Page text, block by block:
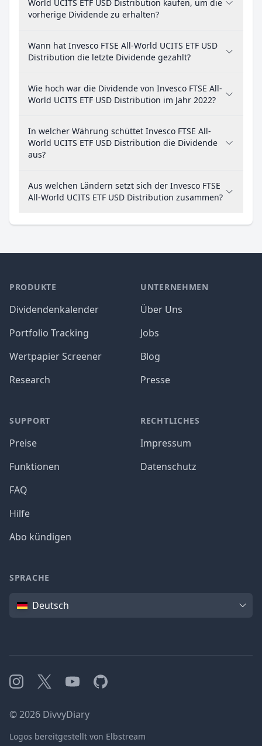
World UCITS ETF USD Distribution kaufen, um die
vorherige Dividende zu erhalten?
Wann hat Invesco FTSE All-World UCITS ETF USD
Distribution die letzte Dividende gezahlt?
Wie hoch war die Dividende von Invesco FTSE All-
World UCITS ETF USD Distribution im Jahr 2022?
In welcher Währung schüttet Invesco FTSE All-
World UCITS ETF USD Distribution die Dividende
aus?
Aus welchen Ländern setzt sich der Invesco FTSE
All-World UCITS ETF USD Distribution zusammen?
PRODUKTE
Dividendenkalender
Portfolio Tracking
Wertpapier Screener
Research
SUPPORT
Preise
Funktionen
FAQ
Hilfe
Abo kündigen
UNTERNEHMEN
Über Uns
Jobs
Blog
Presse
RECHTLICHES
Impressum
Datenschutz
SPRACHE
SpracheDeutsch
Instagram
X YouTubeGitHub
©2026 DivvyDiary
Logos bereitgestellt von Elbstream